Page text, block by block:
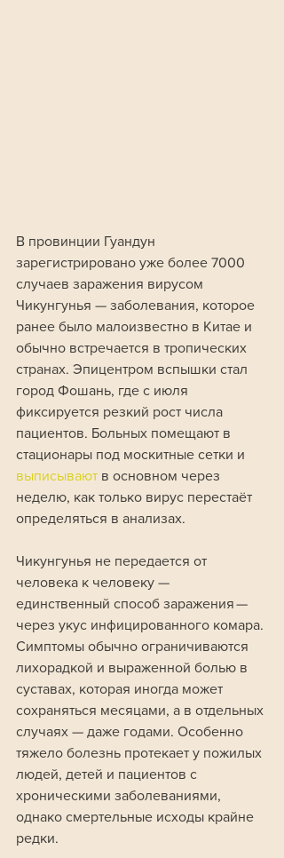
В провинции Гуандун
зарегистрировано уже более 7000
случаев заражения вирусом
Чикунгунья — заболевания, которое
ранее было малоизвестно в Китае и
обычно встречается в тропических
странах. Эпицентром вспышки стал
город Фошань, где с июля
фиксируется резкий рост числа
пациентов. Больных помещают в
стационары под москитные сетки и
выписывают в основном через
неделю, как только вирус перестаёт
определяться в анализах.
Чикунгунья не передается от
человека к человеку —
единственный способ заражения —
через укус инфицированного комара.
Симптомы обычно ограничиваются
лихорадкой и выраженной болью в
суставах, которая иногда может
сохраняться месяцами, а в отдельных
случаях — даже годами. Особенно
тяжело болезнь протекает у пожилых
людей, детей и пациентов с
хроническими заболеваниями,
однако смертельные исходы крайне
редки.